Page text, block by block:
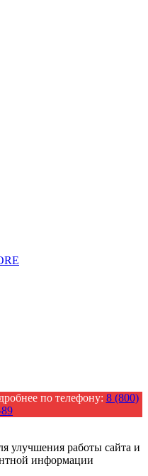
по телефону: 8 (800)
улучшения работы сайта и
информации